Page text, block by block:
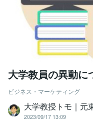
大学教員の異動に
ビジネス・マーケティング
大学教授トモ｜元
2023/09/17 13:09